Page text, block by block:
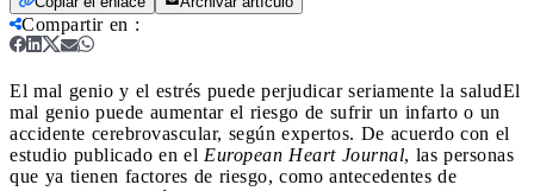
Compartir en :
El mal genio y el estrés puede perjudicar seriamente la saludEl
mal genio puede aumentar el riesgo de sufrir un infarto o un
accidente cerebrovascular, según expertos. De acuerdo con el
estudio publicado en el European Heart Journal, las personas
que ya tienen factores de riesgo, como antecedentes de